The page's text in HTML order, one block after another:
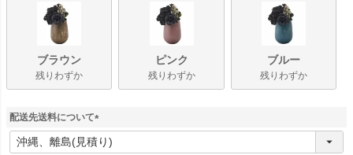
ブラウン
残りわずか
ピンク
残りわずか
ブルー
残りわずか
配送先送料について
(
必